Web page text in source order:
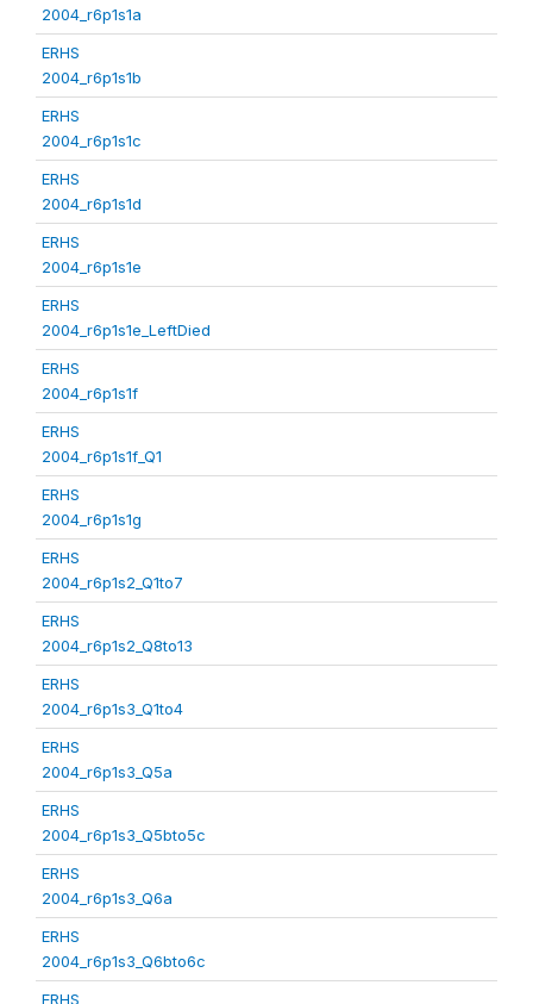
2004_r6p1s1a
ERHS
2004_r6p1s1b
ERHS
2004_r6p1s1c
ERHS
2004_r6p1s1d
ERHS
2004_r6p1s1e
ERHS
2004_r6p1s1e_LeftDied
ERHS
2004_r6p1s1f
ERHS
2004_r6p1s1f_Q1
ERHS
2004_r6p1s1g
ERHS
2004_r6p1s2_Q1to7
ERHS
2004_r6p1s2_Q8to13
ERHS
2004_r6p1s3_Q1to4
ERHS
2004_r6p1s3_Q5a
ERHS
2004_r6p1s3_Q5bto5c
ERHS
2004_r6p1s3_Q6a
ERHS
2004_r6p1s3_Q6bto6c
ERHS